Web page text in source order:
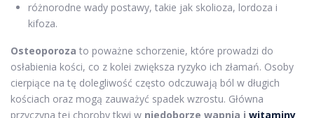
różnorodne wady postawy, takie jak skolioza, lordoza i
kifoza.
Osteoporoza to poważne schorzenie, które prowadzi do
osłabienia kości, co z kolei zwiększa ryzyko ich złamań. Osoby
cierpiące na tę dolegliwość często odczuwają ból w długich
kościach oraz mogą zauważyć spadek wzrostu. Główna
przyczyna tej choroby tkwi w niedoborze wapnia i witaminy